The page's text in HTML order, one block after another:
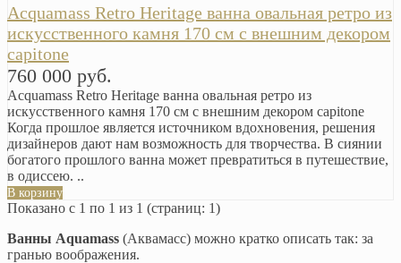
Acquamass Retro Heritage ванна овальная ретро из
искусственного камня 170 см с внешним декором
capitone
760 000 руб.
Acquamass Retro Heritage ванна овальная ретро из
искусственного камня 170 см с внешним декором capitone
Когда прошлое является источником вдохновения, решения
дизайнеров дают нам возможность для творчества. В сиянии
богатого прошлого ванна может превратиться в путешествие,
в одиссею. ..
В корзину
Показано с 1 по 1 из 1 (страниц: 1)
Ванны Aquamass (Аквамасс) можно кратко описать так: за
гранью воображения.